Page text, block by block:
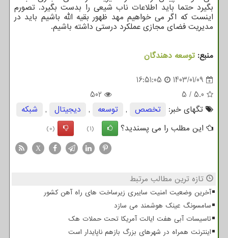
بگیرد حتما باید اطلاعات ناب شیعی را بدست بگیرد. تصورم
اینست که اگر می خواهیم مهد ظهور بقیه الله باشیم باید در
مدیریت فضای مجازی عملکرد درستی داشته باشیم.
منبع: توسعه دهندگان
1403/01/09
16:51:05
5.0
/
5
502
تگهای خبر:
تخصص , توسعه , دیجیتال ,
شبكه
این مطلب را می پسندید؟
(1)
(0)
X
تازه ترین مطالب مرتبط
آخرین وضعیت امنیت سایبری زیرساخت های راه آهن کشور
سامسونگ عینک هوشمند می سازد
تاسیسات آبی هفت ایالت آمریکا تحت حملات هک
اینترنت همراه در شهرهای بزرگ بازهم ناپایدار است